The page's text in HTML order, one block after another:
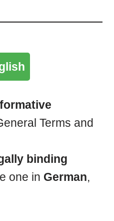
Terms and
binding
one in German,